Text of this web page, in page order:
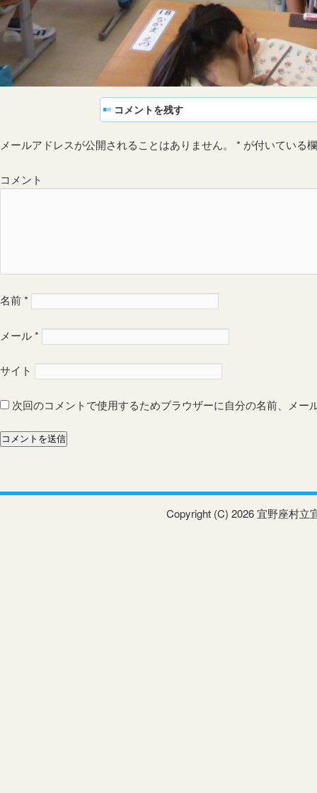
コメントを残す
メールアドレスが公開されることはありません。 * が付いている
コメント
名前*
メール*
サイト
次回のコメントで使用するためブラウザーに自分の名前、メー
Copyright (C) 2026 宜野座村立